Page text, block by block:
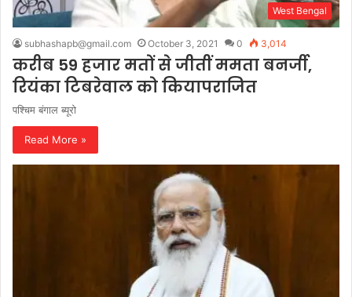
West Bengal
subhashapb@gmail.com October 3, 2021 0 3,014
करीब 59 हजार मतों से जीतीं ममता बनर्जी,
रियंका टिबरेवाल को कियापराजित
पश्चिम बंगाल ब्यूरो
Read More »